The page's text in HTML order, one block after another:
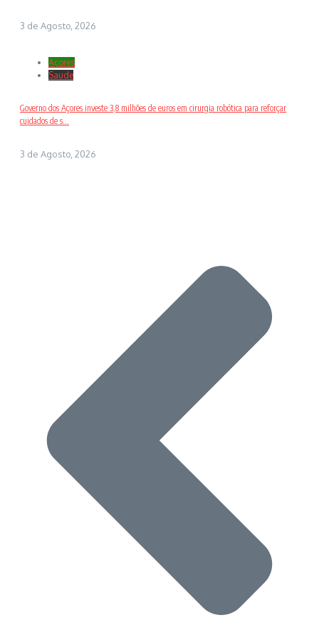
3 de Agosto, 2026
Açores
Saude
Governo dos Açores investe 3,8 milhões de euros em cirurgia robótica para reforçar
cuidados de s...
3 de Agosto, 2026